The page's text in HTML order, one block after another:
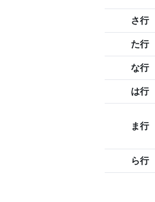
さ行
た行
な行
は行
ま行
ら行